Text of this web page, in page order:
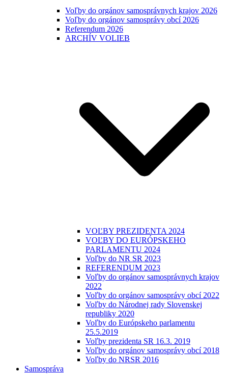
Voľby do orgánov samosprávnych krajov 2026
Voľby do orgánov samosprávy obcí 2026
Referendum 2026
ARCHÍV VOLIEB
VOĽBY PREZIDENTA 2024
VOĽBY DO EURÓPSKEHO
PARLAMENTU 2024
Voľby do NR SR 2023
REFERENDUM 2023
Voľby do orgánov samosprávnych krajov
2022
Voľby do orgánov samosprávy obcí 2022
Voľby do Národnej rady Slovenskej
republiky 2020
Voľby do Európskeho parlamentu
25.5.2019
Voľby prezidenta SR 16.3. 2019
Voľby do orgánov samosprávy obcí 2018
Voľby do NRSR 2016
Samospráva